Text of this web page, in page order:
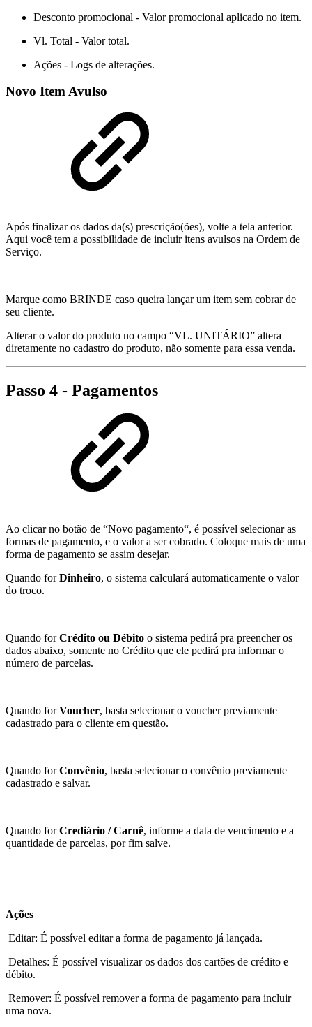
Desconto promocional - Valor promocional aplicado no item.
Vl. Total - Valor total.
Ações - Logs de alterações.
Novo Item Avulso
Após finalizar os dados da(s) prescrição(ões), volte a tela anterior.
Aqui você tem a possibilidade de incluir itens avulsos na Ordem de
Serviço.
Marque como BRINDE caso queira lançar um item sem cobrar de
seu cliente.
Alterar o valor do produto no campo “VL. UNITÁRIO” altera
diretamente no cadastro do produto, não somente para essa venda.
Passo 4 - Pagamentos
Ao clicar no botão de “Novo pagamento“, é possível selecionar as
formas de pagamento, e o valor a ser cobrado. Coloque mais de uma
forma de pagamento se assim desejar.
Quando forDinheiro, o sistema calculará automaticamente o valor
do troco.
Quando forCrédito ou Débito o sistema pedirá pra preencher os
dados abaixo, somente no Crédito que ele pedirá pra informar o
número de parcelas.
Quando forVoucher, basta selecionar o voucher previamente
cadastrado para o cliente em questão.
Quando forConvênio, basta selecionar o convênio previamente
cadastrado e salvar.
Quando forCrediário / Carnê, informe a data de vencimento e a
quantidade de parcelas, por fim salve.
Ações
Editar: É possível editar a forma de pagamento já lançada.
Detalhes: É possível visualizar os dados dos cartões de crédito e
débito.
Remover: É possível remover a forma de pagamento para incluir
uma nova.